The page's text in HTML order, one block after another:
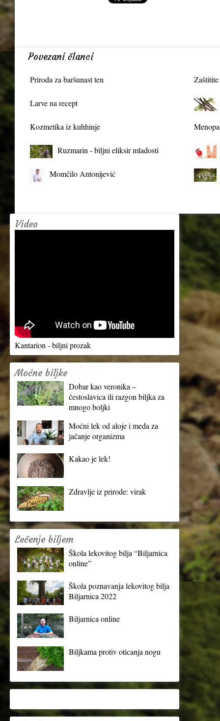
Povezani članci
Priroda za baršunast ten
Larve na recept
Kozmetika iz kuhhinje
Ruzmarin - biljni eliksir mladosti
Momčilo Antonijević
Video
Kantarion - biljni prozak
Moćne biljke
Dobar kao veronika –
čestoslavica ili razgon biljka za
mnogo boljki
Moćni lek od aloje i meda za
jačanje organizma
Kakao je lek!
Zdravlje iz prirode: virak
Lečenje biljem
Škola lekovitog bilja “Biljarnica
online”
Škola poznavanja lekovitog bilja
Biljarnica 2022
Biljarnica online
Biljkama protiv oticanja nogu